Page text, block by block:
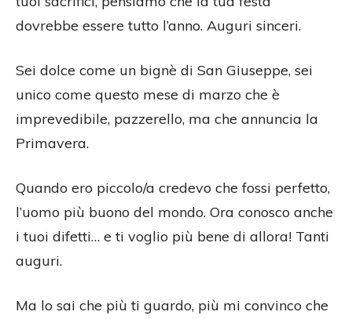
dovrebbe essere tutto l’anno. Auguri sinceri.
Sei dolce come un bignè di San Giuseppe, sei
unico come questo mese di marzo che è
imprevedibile, pazzerello, ma che annuncia la
Primavera.
Quando ero piccolo/a credevo che fossi perfetto,
l’uomo più buono del mondo. Ora conosco anche
i tuoi difetti… e ti voglio più bene di allora! Tanti
auguri.
Ma lo sai che più ti guardo, più mi convinco che